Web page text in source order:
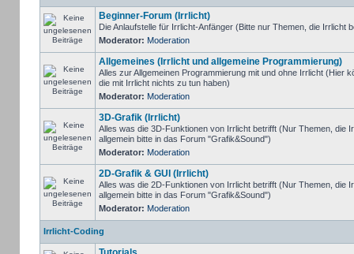
Beginner-Forum (Irrlicht)
Die Anlaufstelle für Irrlicht-Anfänger (Bitte nur Themen, die Irrlicht
Moderator: Moderation
Allgemeines (Irrlicht und allgemeine Programmierung)
Alles zur Allgemeinen Programmierung mit und ohne Irrlicht (Hier
die mit Irrlicht nichts zu tun haben)
Moderator: Moderation
3D-Grafik (Irrlicht)
Alles was die 3D-Funktionen von Irrlicht betrifft (Nur Themen, die
allgemein bitte in das Forum "Grafik&Sound")
Moderator: Moderation
2D-Grafik & GUI (Irrlicht)
Alles was die 2D-Funktionen von Irrlicht betrifft (Nur Themen, die
allgemein bitte in das Forum "Grafik&Sound")
Moderator: Moderation
Irrlicht-Coding